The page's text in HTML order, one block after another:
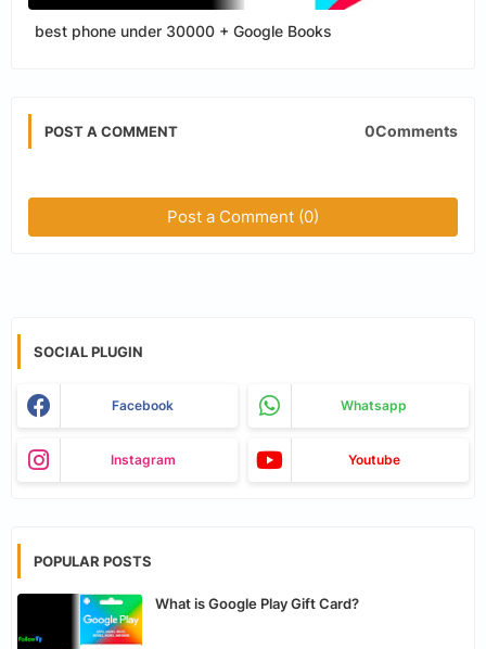
best phone under 30000 + Google Books
POST A COMMENT 0Comments
Post a Comment (0)
SOCIAL PLUGIN
Facebook Whatsapp
Instagram Youtube
POPULAR POSTS
What is Google Play Gift Card?